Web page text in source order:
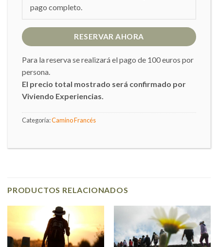
pago completo.
RESERVAR AHORA
Para la reserva se realizará el pago de 100 euros por
persona.
El precio total mostrado será confirmado por
Viviendo Experiencias.
Categoría:Camino Francés
PRODUCTOS RELACIONADOS